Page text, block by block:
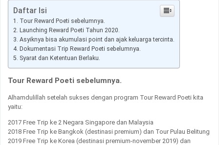
Daftar Isi
Tour Reward Poeti sebelumnya.
Launching Reward Poeti Tahun 2020.
Asyiknya bisa akumulasi point dan ajak keluarga tercinta.
Dokumentasi Trip Reward Poeti sebelumnya.
Syarat dan Ketentuan Berlaku.
Tour Reward Poeti sebelumnya.
Alhamdulillah setelah sukses dengan program Tour Reward Poeti kita
yaitu:
2017 Free Trip ke 2 Negara Singapore dan Malaysia
2018 Free Trip ke Bangkok (destinasi premium) dan Tour Pulau Belitung
2019 Free Trip ke Korea (destinasi premium-november 2019) dan